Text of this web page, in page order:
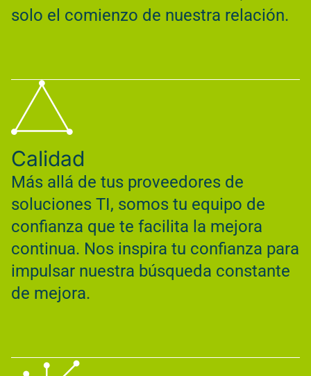
solo el comienzo de nuestra relación.
Calidad
Más allá de tus proveedores de
soluciones TI, somos tu equipo de
confianza que te facilita la mejora
continua. Nos inspira tu confianza para
impulsar nuestra búsqueda constante
de mejora.